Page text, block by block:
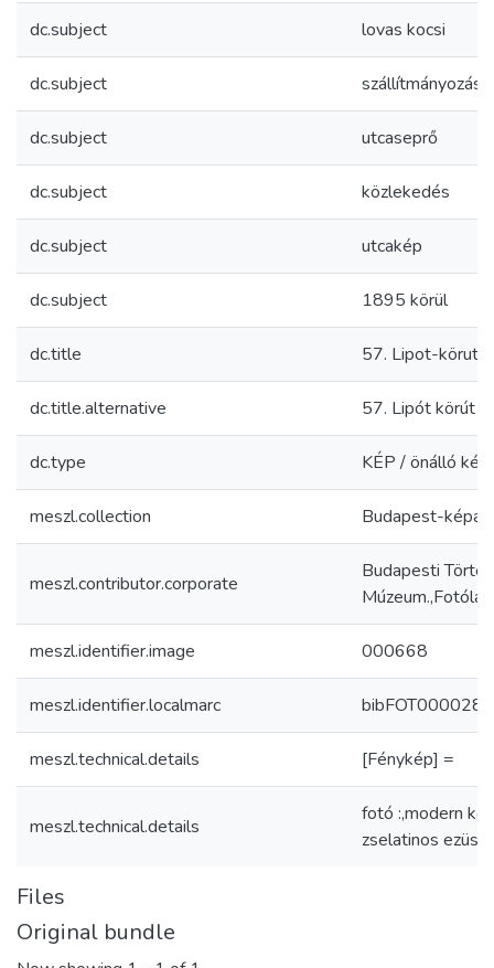
dc.subject lovas kocsi
dc.subject szállítmányozás
dc.subject utcaseprő
dc.subject közlekedés
dc.subject utcakép
dc.subject 1895 körül
dc.title 57. Lipot-körut
dc.title.alternative 57. Lipót körút
dc.type KÉP / önálló kép
meszl.collection Budapest-
meszl.contributor.corporate
Budapesti
meszl.identifier.image 000668
meszl.identifier.localmarc
meszl.technical.details [Fénykép] =
meszl.technical.details
fotó :,modern
zselatinos ezüst,
Files
Original bundle